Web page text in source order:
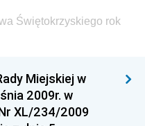
Pracy i Polityki
Rozwoju
i
Świętokrzyskiego rok
Miejskiej w
2009r. w
XL/234/2009